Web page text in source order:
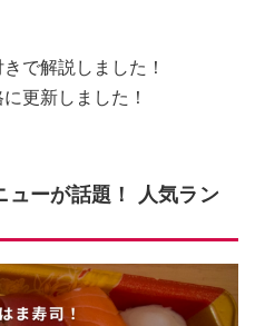
で解説しました！
更新しました！
ューが話題！ 人気ラン